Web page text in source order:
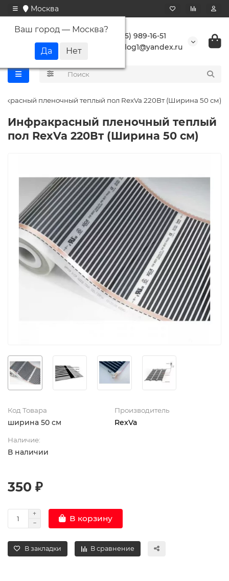
Москва
Ваш город — Москва?
+7 (495) 989-16-51
buranlog1@yandex.ru
пленочный теплый пол RexVa 220Вт (Ширина 50 см)
Инфракрасный пленочный теплый
пол RexVa 220Вт (Ширина 50 см)
Код Товара
ширина 50 см
Производитель
RexVa
Наличие:
В наличии
350 ₽
В корзину
В закладки В сравнение